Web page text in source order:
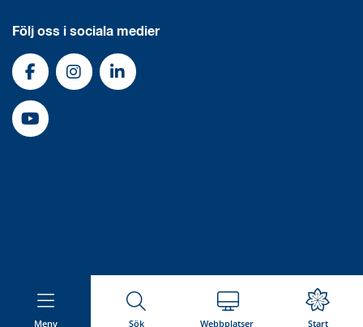
Meny Sök Webbplatser Start
Följ oss i sociala medier